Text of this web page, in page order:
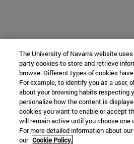
The University of Navarra website
party cookies to store and retrieve
browse. Different types of cookies
For example, to identify you as a user,
about your browsing habits respecting
personalize how the content is
cookies you want to enable or accept
will remain active until you choose one
For more detailed information about
our Cookie Policy.